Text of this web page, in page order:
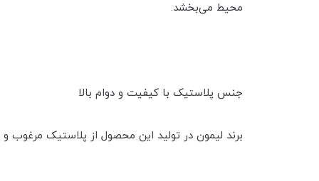
محیط می‌بخشد.
جنس پلاستیک با کیفیت و دوام بالا
برند لیمون در تولید این محصول از پلاستیک مرغوب